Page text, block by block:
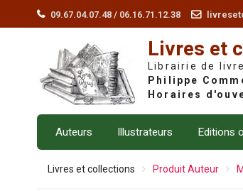
09.67.04.07.48 / 06.16.71.12.38
Livres et
Librairie de
Auteurs Illustrateurs Editions
Livres et collections Produit Auteur